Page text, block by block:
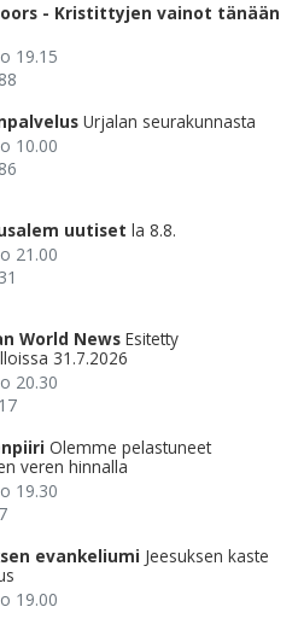
- Kristittyjen vainot tänään
19.15
Urjalan seurakunnasta
10.00
uutiset la 8.8.
21.00
World News Esitetty
31.7.2026
20.30
Olemme pelastuneet
veren hinnalla
19.30
evankeliumi Jeesuksen kaste
19.00